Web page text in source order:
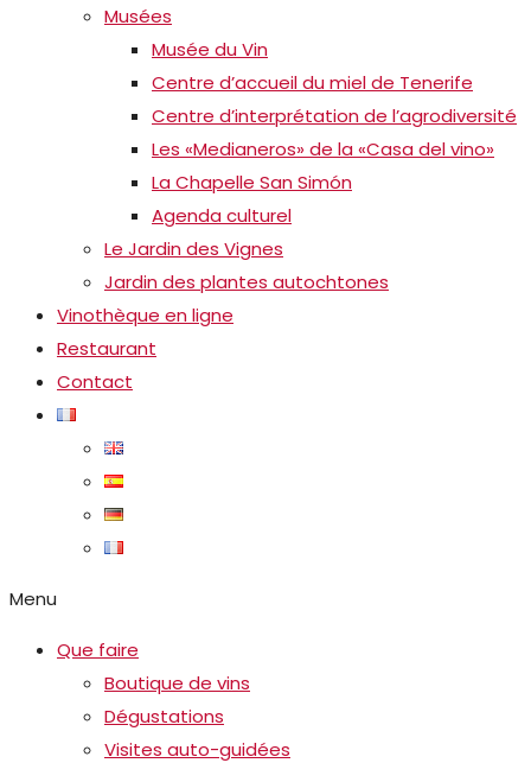
Musées
Musée du Vin
Centre d’accueil du miel de Tenerife
Centre d’interprétation de l’agrodiversité
Les «Medianeros» de la «Casa del vino»
La Chapelle San Simón
Agenda culturel
Le Jardin des Vignes
Jardin des plantes autochtones
Vinothèque en ligne
Restaurant
Contact
Menu
Que faire
Boutique de vins
Dégustations
Visites auto-guidées